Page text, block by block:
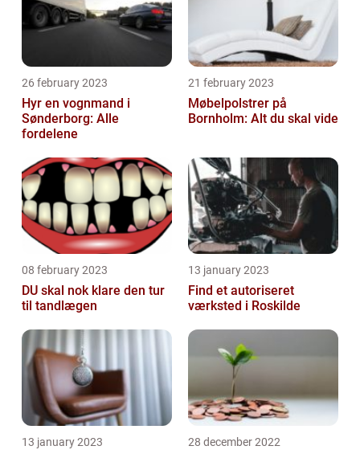
26 february 2023
Hyr en vognmand i
Sønderborg: Alle
fordelene
21 february 2023
Møbelpolstrer på
Bornholm: Alt du skal vide
08 february 2023
DU skal nok klare den tur
til tandlægen
13 january 2023
Find et autoriseret
værksted i Roskilde
13 january 2023 28 december 2022